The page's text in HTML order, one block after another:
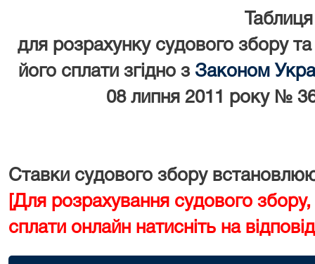
Таблиця
для розрахунку судового збору
його сплати згідно з Законом
08 липня 2011 року №
Ставки судового збору
[Для розрахування судового
сплати онлайн натисніть на